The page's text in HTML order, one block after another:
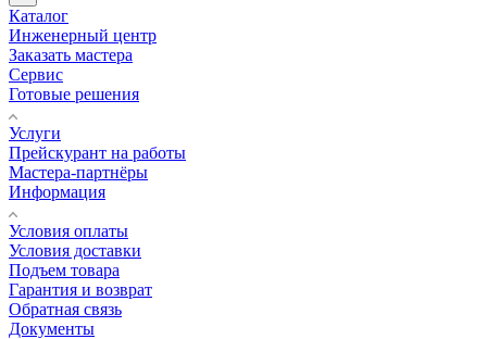
Каталог
Инженерный центр
Заказать мастера
Сервис
Готовые решения
Услуги
Прейскурант на работы
Мастера-партнёры
Информация
Условия оплаты
Условия доставки
Подъем товара
Гарантия и возврат
Обратная связь
Документы